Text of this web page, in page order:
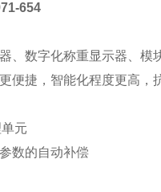
654
、数字化称重显示器、
便捷，智能化程度更高，
元
数的自动补偿